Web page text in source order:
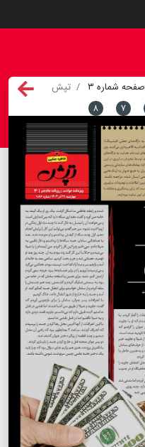
صفحه شماره ۳
تپش
۷ ۸